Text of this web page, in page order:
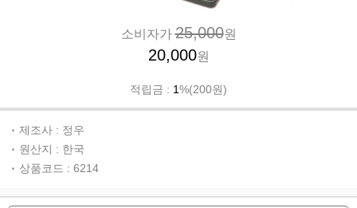
소비자가25,000원
20,000원
적립금 : 1%(200원)
제조사 : 정우
원산지 : 한국
상품코드 : 6214